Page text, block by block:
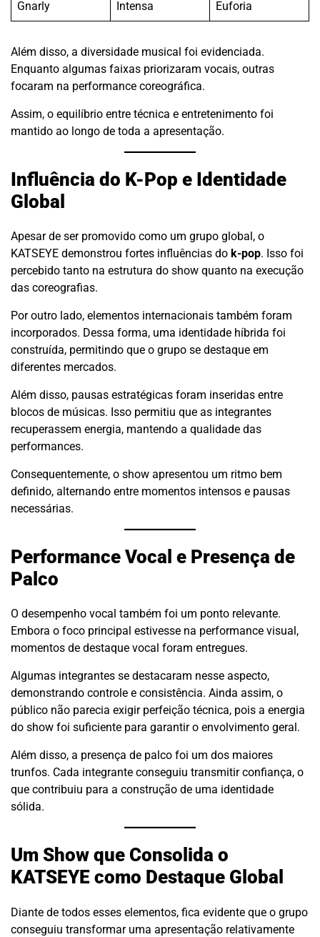
Gnarly Intensa Euforia
Além disso, a diversidade musical foi evidenciada.
Enquanto algumas faixas priorizaram vocais, outras
focaram na performance coreográfica.
Assim, o equilíbrio entre técnica e entretenimento foi
mantido ao longo de toda a apresentação.
Influência do K-Pop e Identidade
Global
Apesar de ser promovido como um grupo global, o
KATSEYE demonstrou fortes influências do k-pop. Isso foi
percebido tanto na estrutura do show quanto na execução
das coreografias.
Por outro lado, elementos internacionais também foram
incorporados. Dessa forma, uma identidade híbrida foi
construída, permitindo que o grupo se destaque em
diferentes mercados.
Além disso, pausas estratégicas foram inseridas entre
blocos de músicas. Isso permitiu que as integrantes
recuperassem energia, mantendo a qualidade das
performances.
Consequentemente, o show apresentou um ritmo bem
definido, alternando entre momentos intensos e pausas
necessárias.
Performance Vocal e Presença de
Palco
O desempenho vocal também foi um ponto relevante.
Embora o foco principal estivesse na performance visual,
momentos de destaque vocal foram entregues.
Algumas integrantes se destacaram nesse aspecto,
demonstrando controle e consistência. Ainda assim, o
público não parecia exigir perfeição técnica, pois a energia
do show foi suficiente para garantir o envolvimento geral.
Além disso, a presença de palco foi um dos maiores
trunfos. Cada integrante conseguiu transmitir confiança, o
que contribuiu para a construção de uma identidade
sólida.
Um Show que Consolida o
KATSEYE como Destaque Global
Diante de todos esses elementos, fica evidente que o grupo
conseguiu transformar uma apresentação relativamente